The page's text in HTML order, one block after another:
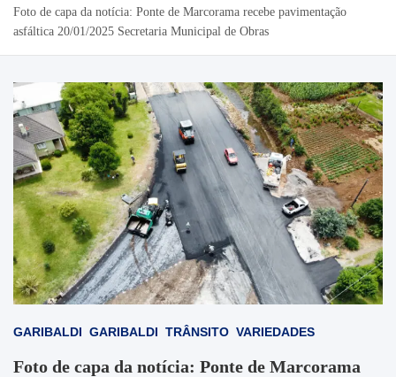
Foto de capa da notícia: Ponte de Marcorama recebe pavimentação
asfáltica 20/01/2025 Secretaria Municipal de Obras
GARIBALDI GARIBALDI TRÂNSITO VARIEDADES
Foto de capa da notícia: Ponte de Marcorama